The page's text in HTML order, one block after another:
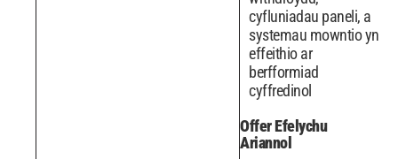
cyfluniadau paneli, a
systemau mowntio yn
effeithio ar
berfformiad
cyffredinol
Offer Efelychu
Ariannol